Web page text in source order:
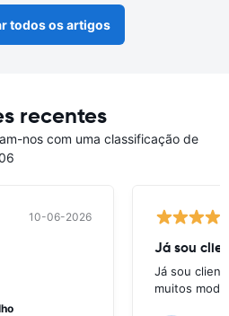
todos os artigos
recentes
nos com uma classificação de
10-06-2026
Já sou
Já sou
muitos